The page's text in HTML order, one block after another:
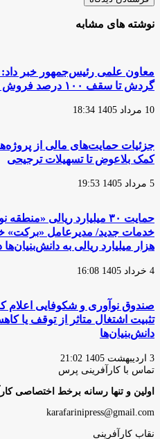
نوشته های مشابه
معاون علمی رئیس‌جمهور خبر داد:
گردش تا سقف ۱۰۰ درصد فروش دانش‌بنیان‌ها
10 مرداد 1405 18:34
جزئیات حمایت‌های مالی از
کمک بلاعوض تا تسهیلات ترجیحی
5 مرداد 1405 19:53
حمایت ۳۰ میلیارد ریالی
هزار میلیارد ریالی به دانش‌بنیان‌ها
4 خرداد 1405 16:08
صندوق نوآوری و شکوفایی اعلام
تثبیت اشتغال متاثر از توقف یا
دانش‌بنیان‌ها
3 اردیبهشت 1405 21:02
تماس با کارآفرینی پرس
اولین و تنها رسانه برخط اختصاصی
karafarinipress@gmail.com
نقاب کارآفرینی